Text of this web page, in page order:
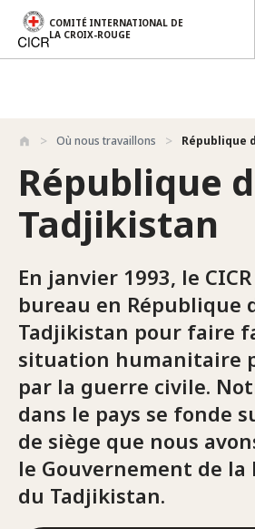
Aller au contenu principal
COMITÉ INTERNATIONAL DE
LA CROIX-ROUGE
Où nous travaillons République
République
Tadjikistan
En janvier 1993, le
bureau en République
Tadjikistan pour faire
situation humanitaire
par la guerre civile.
dans le pays se fonde
de siège que nous
le Gouvernement de la
du Tadjikistan.